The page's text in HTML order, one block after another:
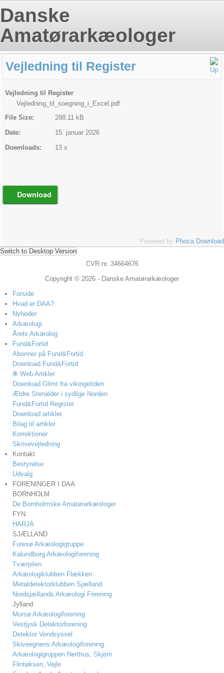
Danske
Amatørarkæologer
Vejledning til Register
Vejledning til Register
Vejledning_til_soegning_i_Excel.pdf
File Size:
288.11 kB
Date:
15. januar 2026
Downloads:
13 x
Powered by Phoca Download
Switch to Desktop Version
CVR.nr. 34664676
Copyright © 2026 - Danske Amatørarkæologer
Forside
Hvad er DAA?
Nyheder
Arkæologi
Årets Arkæolog
Fund&Fortid
Abonner på Fund&Fortid
Download Fund&Fortid
֎ Web Artikler
Download Glimt fra vikingetiden
Ældre Stenalder i sydlige Norden
Fund&Fortid Register
Download artikler
Bilag til artikler
Korrektioner
Skrivevejledning
Kontakt
Bestyrelse
Udvalg
FORENINGER I DAA
BORNHOLM
De Bornholmske Amatørarkæologer
FYN
HARJA
SJÆLLAND
Furesø Arkæologigruppe
Kalundborg Arkæologiforening
Tværpilen
Arkæologiklubben Flækken
Metaldetektorklubben Sjælland
Nordsjællands Arkæologi Forening
Jylland
Morsø Arkæologiforening
Vestjysk Detektorforening
Detektor Vendsyssel
Skiveegnens Arkæologiforening
Arkæologigruppen Nerthus, Skjern
Flintøksen, Vejle